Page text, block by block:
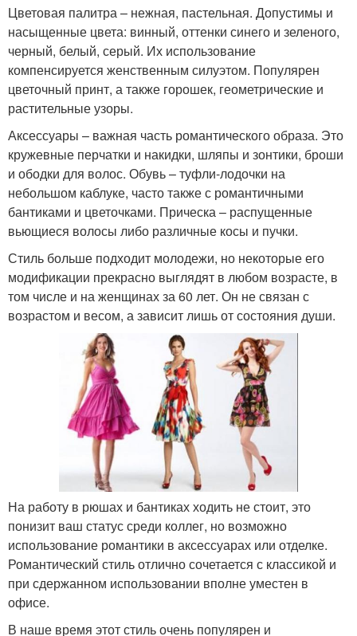
Цветовая палитра – нежная, пастельная. Допустимы и
насыщенные цвета: винный, оттенки синего и зеленого,
черный, белый, серый. Их использование
компенсируется женственным силуэтом. Популярен
цветочный принт, а также горошек, геометрические и
растительные узоры.
Аксессуары – важная часть романтического образа. Это
кружевные перчатки и накидки, шляпы и зонтики, броши
и ободки для волос. Обувь – туфли-лодочки на
небольшом каблуке, часто также с романтичными
бантиками и цветочками. Прическа – распущенные
вьющиеся волосы либо различные косы и пучки.
Стиль больше подходит молодежи, но некоторые его
модификации прекрасно выглядят в любом возрасте, в
том числе и на женщинах за 60 лет. Он не связан с
возрастом и весом, а зависит лишь от состояния души.
На работу в рюшах и бантиках ходить не стоит, это
понизит ваш статус среди коллег, но возможно
использование романтики в аксессуарах или отделке.
Романтический стиль отлично сочетается с классикой и
при сдержанном использовании вполне уместен в
офисе.
В наше время этот стиль очень популярен и